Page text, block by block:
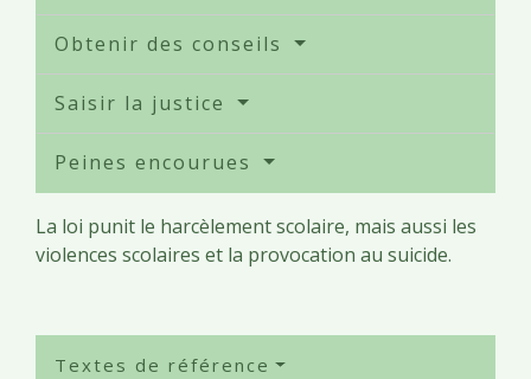
Obtenir des conseils
Saisir la justice
Peines encourues
La loi punit le harcèlement scolaire, mais aussi les
violences scolaires et la provocation au suicide.
Textes de référence